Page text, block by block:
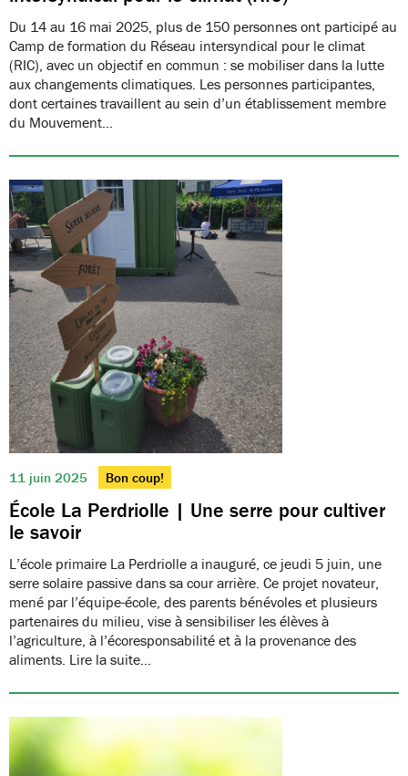
Du 14 au 16 mai 2025, plus de 150 personnes ont participé au
Camp de formation du Réseau intersyndical pour le climat
(RIC), avec un objectif en commun : se mobiliser dans la lutte
aux changements climatiques. Les personnes participantes,
dont certaines travaillent au sein d’un établissement membre
du Mouvement…
11 juin 2025 Bon coup!
École La Perdriolle | Une serre pour cultiver
le savoir
L’école primaire La Perdriolle a inauguré, ce jeudi 5 juin, une
serre solaire passive dans sa cour arrière. Ce projet novateur,
mené par l’équipe-école, des parents bénévoles et plusieurs
partenaires du milieu, vise à sensibiliser les élèves à
l’agriculture, à l’écoresponsabilité et à la provenance des
aliments. Lire la suite…